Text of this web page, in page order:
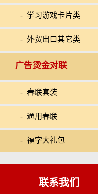
- 学习游戏卡片类
- 外贸出口其它类
广告烫金对联
- 春联套装
- 通用春联
- 福字大礼包
联系我们